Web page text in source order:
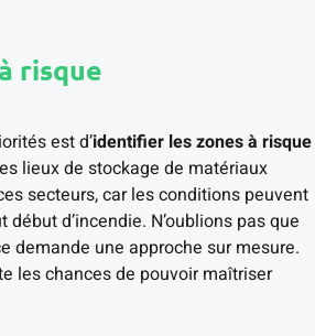
risque
est d’identifier les zones à risque
lieux de stockage de matériaux
secteurs, car les conditions peuvent
d’incendie. N’oublions pas que
demande une approche sur mesure.
les chances de pouvoir maîtriser